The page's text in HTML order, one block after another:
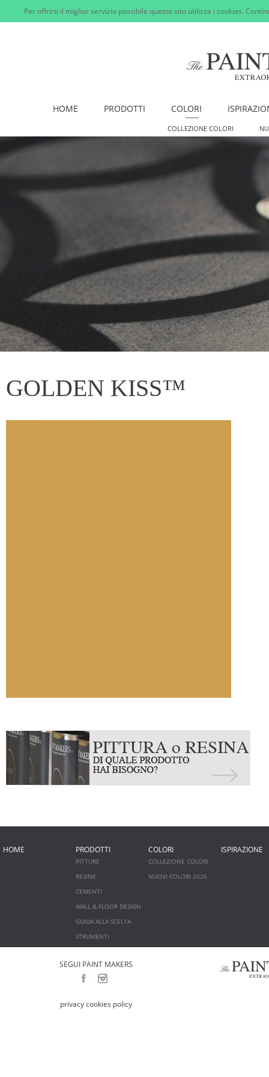
Per offrirti il miglior servizio possibile questo sito utilizza i cookies.
HOME PRODOTTI COLORI
COLLEZIONE COLORI
GOLDEN KISS™
HOME PRODOTTI
PITTURE
RESINE
CEMENTI
WALL & FLOOR DESIGN
GUIDA ALLA SCELTA
STRUMENTI
COLORI
COLLEZIONE COLORI
NUOVI COLORI 2026
ISPIRAZIONE
SEGUI PAINT MAKERS
privacy cookies policy